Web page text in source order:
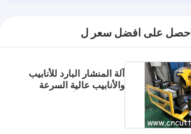
احصل على افضل سعر ل
آلة المنشار البارد للأنابيب
والأنابيب عالية السرعة